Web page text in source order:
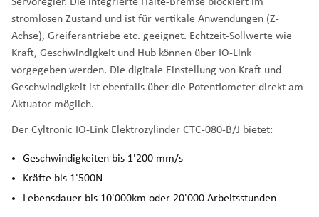
stromlosen Zustand und ist für vertikale Anwendungen (Z-
Achse), Greiferantriebe etc. geeignet. Echtzeit-Sollwerte wie
Kraft, Geschwindigkeit und Hub können über IO-Link
vorgegeben werden. Die digitale Einstellung von Kraft und
Geschwindigkeit ist ebenfalls über die Potentiometer direkt am
Aktuator möglich.
Der Cyltronic IO-Link Elektrozylinder CTC-080-B/J bietet:
Geschwindigkeiten bis 1'200 mm/s
Kräfte bis 1'500N
Lebensdauer bis 10'000km oder 20'000 Arbeitsstunden